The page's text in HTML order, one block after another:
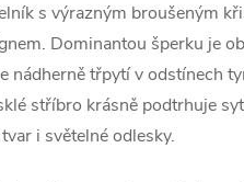
s výrazným broušeným
Dominantou šperku je
nádherně třpytí v odstínech
stříbro krásně podtrhuje
i světelné odlesky.